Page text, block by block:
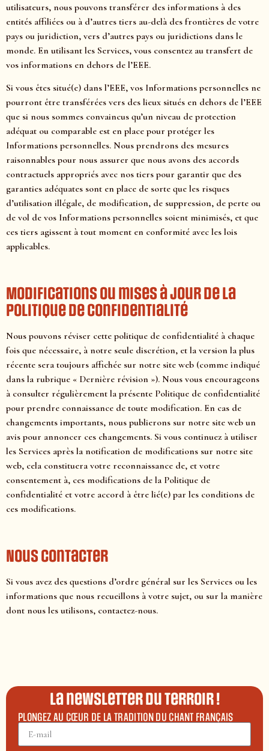
utilisateurs, nous pouvons transférer des informations à des
entités affiliées ou à d’autres tiers au-delà des frontières de votre
pays ou juridiction, vers d’autres pays ou juridictions dans le
monde. En utilisant les Services, vous consentez au transfert de
vos informations en dehors de l’EEE.
Si vous êtes situé(e) dans l’EEE, vos Informations personnelles ne
pourront être transférées vers des lieux situés en dehors de l’EEE
que si nous sommes convaincus qu’un niveau de protection
adéquat ou comparable est en place pour protéger les
Informations personnelles. Nous prendrons des mesures
raisonnables pour nous assurer que nous avons des accords
contractuels appropriés avec nos tiers pour garantir que des
garanties adéquates sont en place de sorte que les risques
d’utilisation illégale, de modification, de suppression, de perte ou
de vol de vos Informations personnelles soient minimisés, et que
ces tiers agissent à tout moment en conformité avec les lois
applicables.
Modifications ou mises à jour de la
Politique de confidentialité
Nous pouvons réviser cette politique de confidentialité à chaque
fois que nécessaire, à notre seule discrétion, et la version la plus
récente sera toujours affichée sur notre site web (comme indiqué
dans la rubrique « Dernière révision »). Nous vous encourageons
à consulter régulièrement la présente Politique de confidentialité
pour prendre connaissance de toute modification. En cas de
changements importants, nous publierons sur notre site web un
avis pour annoncer ces changements. Si vous continuez à utiliser
les Services après la notification de modifications sur notre site
web, cela constituera votre reconnaissance de, et votre
consentement à, ces modifications de la Politique de
confidentialité et votre accord à être lié(e) par les conditions de
ces modifications.
Nous contacter
Si vous avez des questions d’ordre général sur les Services ou les
informations que nous recueillons à votre sujet, ou sur la manière
dont nous les utilisons, contactez-nous.
La newsletter du terroir !
PLONGEZ AU CŒUR DE LA TRADITION DU CHANT FRANÇAIS